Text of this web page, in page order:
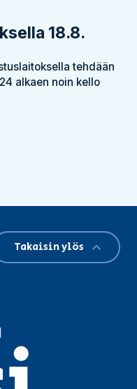
18.8.
tehdään
alkaen noin kello
Takaisin ylös